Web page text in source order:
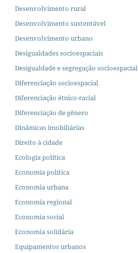
Desenvolvimento rural
Desenvolvimento sustentável
Desenvolvimento urbano
Desigualdades socioespaciais
Desigualdade e segregação socioespacial
Diferenciação socioespacial
Diferenciação étnico-racial
Diferenciação de gênero
Dinâmicas imobiliárias
Direito à cidade
Ecologia política
Economia política
Economia urbana
Economia regional
Economia social
Economia solidária
Equipamentos urbanos